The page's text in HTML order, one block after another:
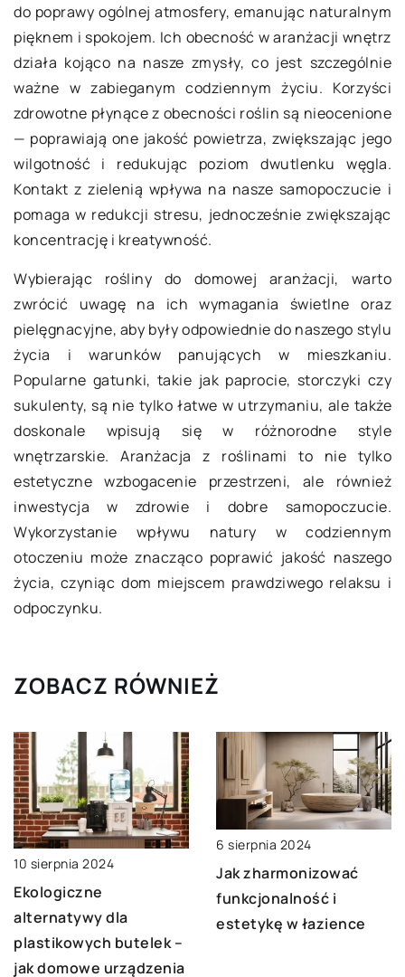
do poprawy ogólnej atmosfery, emanując naturalnym
pięknem i spokojem. Ich obecność w aranżacji wnętrz
działa kojąco na nasze zmysły, co jest szczególnie
ważne w zabieganym codziennym życiu. Korzyści
zdrowotne płynące z obecności roślin są nieocenione
— poprawiają one jakość powietrza, zwiększając jego
wilgotność i redukując poziom dwutlenku węgla.
Kontakt z zielenią wpływa na nasze samopoczucie i
pomaga w redukcji stresu, jednocześnie zwiększając
koncentrację i kreatywność.
Wybierając rośliny do domowej aranżacji, warto
zwrócić uwagę na ich wymagania świetlne oraz
pielęgnacyjne, aby były odpowiednie do naszego stylu
życia i warunków panujących w mieszkaniu.
Popularne gatunki, takie jak paprocie, storczyki czy
sukulenty, są nie tylko łatwe w utrzymaniu, ale także
doskonale wpisują się w różnorodne style
wnętrzarskie. Aranżacja z roślinami to nie tylko
estetyczne wzbogacenie przestrzeni, ale również
inwestycja w zdrowie i dobre samopoczucie.
Wykorzystanie wpływu natury w codziennym
otoczeniu może znacząco poprawić jakość naszego
życia, czyniąc dom miejscem prawdziwego relaksu i
odpoczynku.
ZOBACZ RÓWNIEŻ
10 sierpnia 2024
Ekologiczne
alternatywy dla
plastikowych butelek –
jak domowe urządzenia
6 sierpnia 2024
Jak zharmonizować
funkcjonalność i
estetykę w łazience